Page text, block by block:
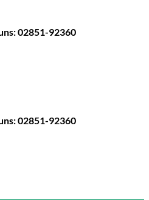
02851-92360
02851-92360